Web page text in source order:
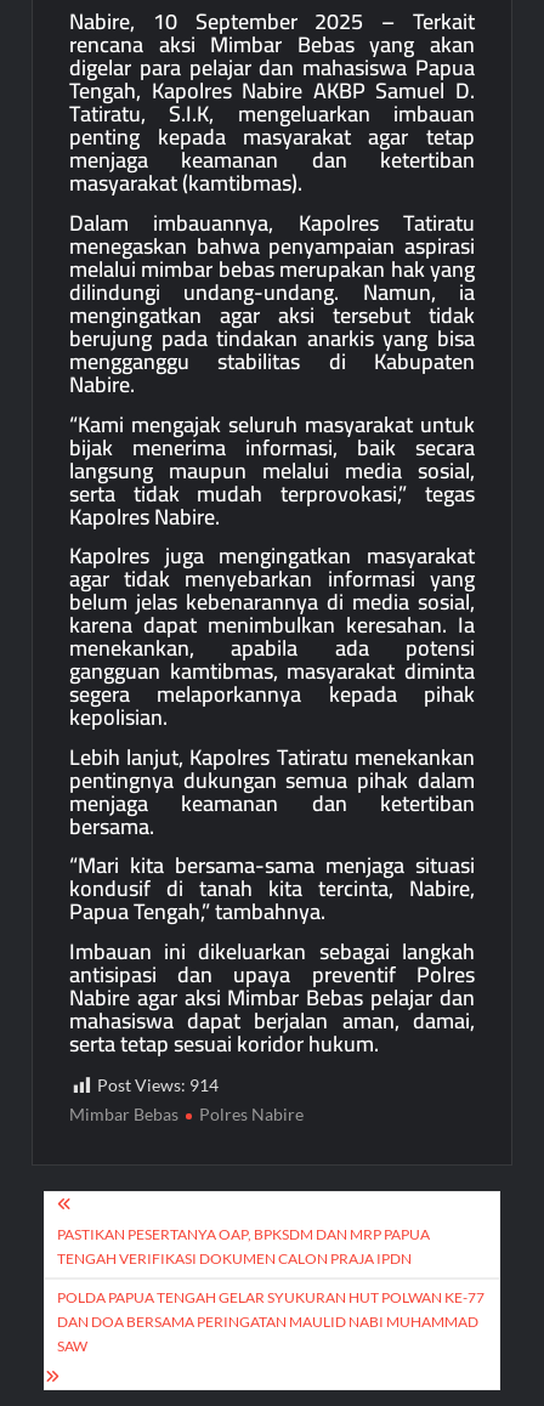
Nabire, 10 September 2025 – Terkait
rencana aksi Mimbar Bebas yang akan
digelar para pelajar dan mahasiswa Papua
Tengah, Kapolres Nabire AKBP Samuel D.
Tatiratu, S.I.K, mengeluarkan imbauan
penting kepada masyarakat agar tetap
menjaga keamanan dan ketertiban
masyarakat (kamtibmas).
Dalam imbauannya, Kapolres Tatiratu
menegaskan bahwa penyampaian aspirasi
melalui mimbar bebas merupakan hak yang
dilindungi undang-undang. Namun, ia
mengingatkan agar aksi tersebut tidak
berujung pada tindakan anarkis yang bisa
mengganggu stabilitas di Kabupaten
Nabire.
“Kami mengajak seluruh masyarakat untuk
bijak menerima informasi, baik secara
langsung maupun melalui media sosial,
serta tidak mudah terprovokasi,” tegas
Kapolres Nabire.
Kapolres juga mengingatkan masyarakat
agar tidak menyebarkan informasi yang
belum jelas kebenarannya di media sosial,
karena dapat menimbulkan keresahan. Ia
menekankan, apabila ada potensi
gangguan kamtibmas, masyarakat diminta
segera melaporkannya kepada pihak
kepolisian.
Lebih lanjut, Kapolres Tatiratu menekankan
pentingnya dukungan semua pihak dalam
menjaga keamanan dan ketertiban
bersama.
“Mari kita bersama-sama menjaga situasi
kondusif di tanah kita tercinta, Nabire,
Papua Tengah,” tambahnya.
Imbauan ini dikeluarkan sebagai langkah
antisipasi dan upaya preventif Polres
Nabire agar aksi Mimbar Bebas pelajar dan
mahasiswa dapat berjalan aman, damai,
serta tetap sesuai koridor hukum.
Post Views: 914
Mimbar Bebas
Polres Nabire
Post
navigation
PASTIKAN PESERTANYA OAP, BPKSDM DAN MRP PAPUA
TENGAH VERIFIKASI DOKUMEN CALON PRAJA IPDN
POLDA PAPUA TENGAH GELAR SYUKURAN HUT POLWAN KE-77
DAN DOA BERSAMA PERINGATAN MAULID NABI MUHAMMAD
SAW